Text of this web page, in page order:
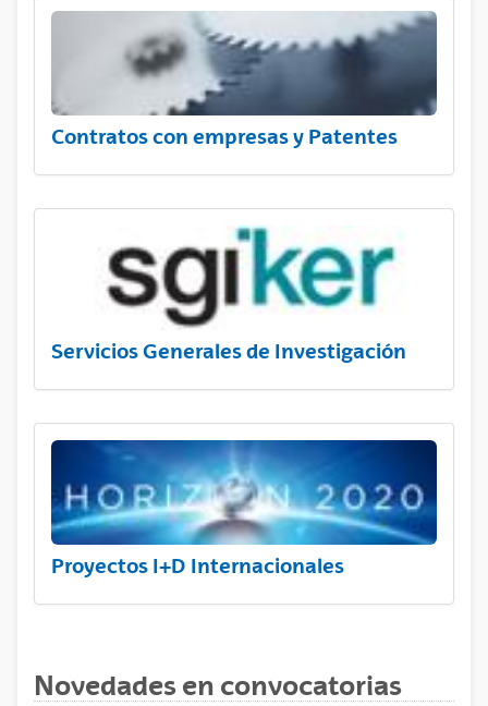
Contratos con empresas y Patentes
Servicios Generales de Investigación
Proyectos I+D Internacionales
Novedades en convocatorias